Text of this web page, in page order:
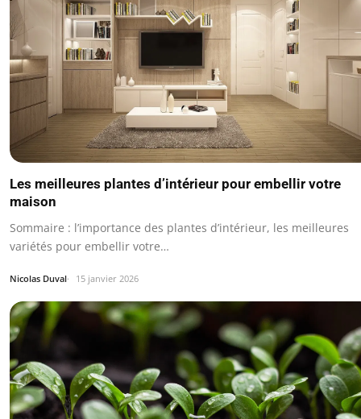
Les meilleures plantes d’intérieur pour embellir votre
maison
Sommaire : l’importance des plantes d’intérieur, les meilleures
variétés pour embellir votre…
Nicolas Duval 15 janvier 2026